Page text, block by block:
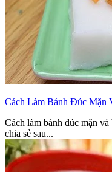
Cách Làm Bánh Đúc Mặn
Cách làm bánh đúc mặn
chia sẻ sau...